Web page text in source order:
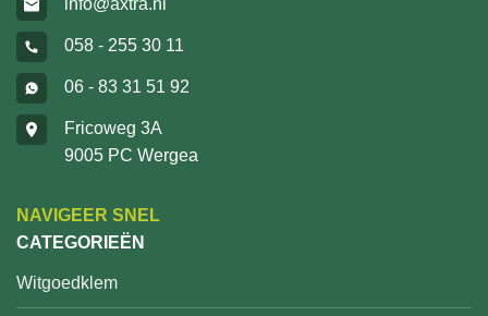
058 - 255 30 11
06 - 83 31 51 92
Fricoweg 3A
9005 PC Wergea
NAVIGEER SNEL
CATEGORIEËN
Witgoedklem